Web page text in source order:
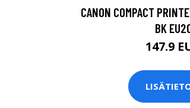
CANON COMPACT
BK
147.9